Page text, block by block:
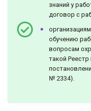
знаний у
договор с
обучению
вопросам
такой
№ 2334).